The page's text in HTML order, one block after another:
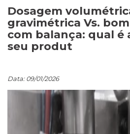
Dosagem
gravimétrica Vs.
com balança: qual é
seu produt
Data: 09/01/2026